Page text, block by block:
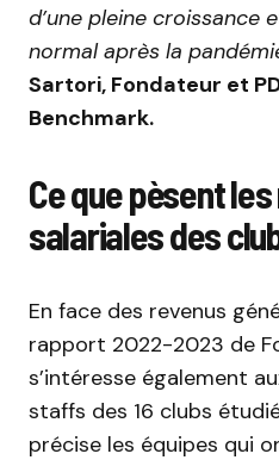
d’une pleine croissance
normal après la
Sartori, Fondateur et
Benchmark.
Ce que pèsent
salariales des
En face des revenus
rapport 2022-2023 de
s’intéresse également
staffs des 16 clubs
précise les équipes qui